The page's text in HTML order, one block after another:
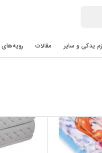
یدکی و سایر مقالات